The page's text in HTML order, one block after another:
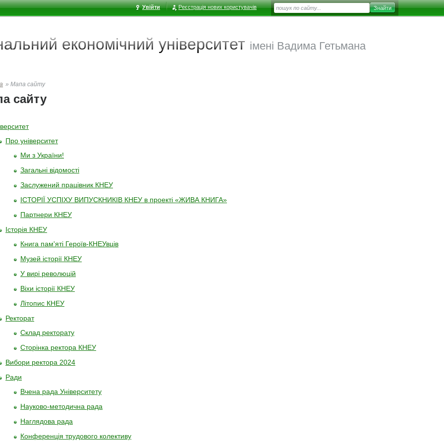
Увійти Реєстрація нових користувачів
економічний університет імені Вадима Гетьмана
» Мапа сайту
сайту
Про університет
Ми з України!
Загальні відомості
Заслужений працівник КНЕУ
ІСТОРІЇ УСПІХУ ВИПУСКНИКІВ КНЕУ в проекті «ЖИВА КНИГА»
Партнери КНЕУ
Історія КНЕУ
Книга пам'яті Героїв-КНЕУвців
Музей історії КНЕУ
У вирі революцій
Віхи історії КНЕУ
Літопис КНЕУ
Ректорат
Склад ректорату
Сторінка ректора КНЕУ
Вибори ректора 2024
Ради
Вчена рада Університету
Науково-методична рада
Наглядова рада
Конференція трудового колективу